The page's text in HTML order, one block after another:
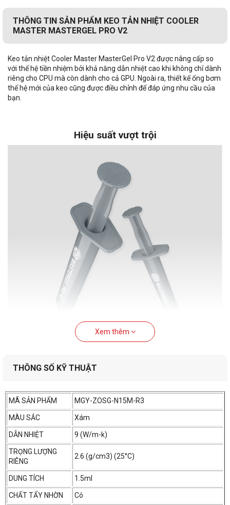
THÔNG TIN SẢN PHẨM KEO TẢN NHIỆT COOLER
MASTER MASTERGEL PRO V2
Keo tản nhiệt Cooler Master MasterGel Pro V2 được nâng cấp so
với thế hệ tiền nhiệm bởi khả năng dẫn nhiệt cao khi không chỉ dành
riêng cho CPU mà còn dành cho cả GPU. Ngoài ra, thiết kế ống bơm
thế hệ mới của keo cũng được điều chỉnh để đáp ứng nhu cầu của
bạn.
Hiệu suất vượt trội
Hợp chất được cải tiến nhằm mang đến hiệu suất truyền nhiệt từ
chipset đến mặt đế tản nhiệt trở nên hiệu quả hơn bao giờ hết.
Độ dẫn nhiệt cao
Xem thêm
THÔNG SỐ KỸ THUẬT
MÃ SẢN PHẨM MGY-ZOSG-N15M-R3
MÀU SẮC Xám
DẪN NHIỆT 9 (W/m-k)
TRỌNG LƯỢNG
RIÊNG
2.6 (g/cm3) (25°C)
DUNG TÍCH 1.5ml
CHẤT TẨY NHỜN Có